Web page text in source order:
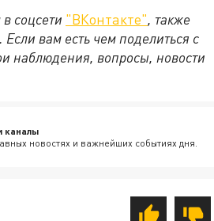
соцсети "ВКонтакте", также
. Если вам есть чем поделиться с
наблюдения, вопросы, новости
каналы
новостях и важнейших событиях дня.